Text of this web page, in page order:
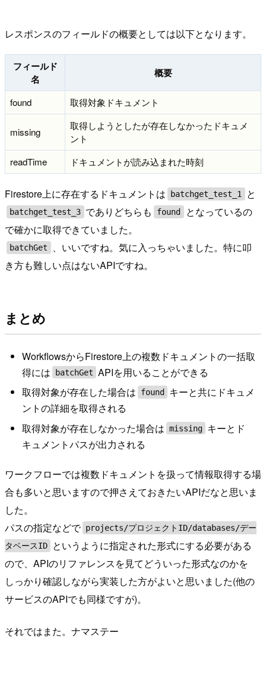
レスポンスのフィールドの概要としては以下となります。
フィールド
名
概要
found 取得対象ドキュメント
missing
取得しようとしたが存在しなかったドキュメ
ント
readTime
ドキュメントが読み込まれた時刻
Firestore上に存在するドキュメントは batchget_test_1 と
batchget_test_3 でありどちらも found
となっているの
で確かに取得できていました。
batchGet
、いいですね。気に入っちゃいました。特に叩
き方も難しい点はないAPIですね。
まとめ
WorkflowsからFirestore上の複数ドキュメントの一括取
得には
batchGet APIを用いることができる
取得対象が存在した場合は
found
キーと共にドキュメ
ントの詳細を取得される
取得対象が存在しなかった場合は missing キーとド
キュメントパスが出力される
ワークフローでは複数ドキュメントを扱って情報取得する場
合も多いと思いますので押さえておきたいAPIだなと思いま
した。
パスの指定などで projects/プロジェクトID/databases/デー
タベースID
というように指定された形式にする必要がある
ので、APIのリファレンスを見てどういった形式なのかを
しっかり確認しながら実装した方がよいと思いました(他の
サービスのAPIでも同様ですが)。
それではまた。ナマステー